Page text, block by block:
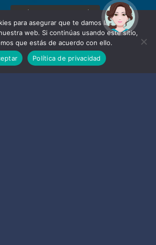
para asegurar que te damos la mejor
web. Si continúas usando este sitio,
que estás de acuerdo con ello.
Política de privacidad
¡Hola! Soy Noy. ¿Puedo
ayudarte?